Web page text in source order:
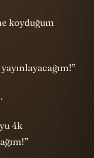
koyduğum
4k